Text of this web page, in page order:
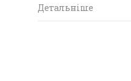
Детальніше